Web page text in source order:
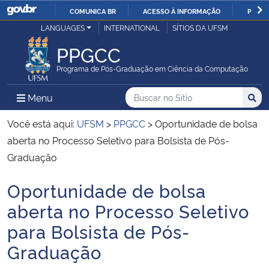
IR
COMUNICA BR ACESSO À INFORMAÇÃO
Ministério da Justiça e Segurança Pública
Ministério da Defesa
Ministério das Relações Exteriores
Ministério da Economia
Ministério da Infraestrutura
Ministério da Agricultura, Pecuária e Abastecimento
Ministério da Educação
LANGUAGES INTERNATIONAL SÍTIOS DA UFSM
PPGCC
Programa de Pós-Graduação em Ciência da Computação
Menu Menu Principal do Sítio
Busca
Buscar no no Sítio
Busca:
Você está aqui: UFSM > PPGCC >Oportunidade de bolsa
aberta no Processo Seletivo para Bolsista de Pós-
Graduação
Início do conteúdo
Oportunidade de bolsa
aberta no Processo Seletivo
para Bolsista de Pós-
Graduação